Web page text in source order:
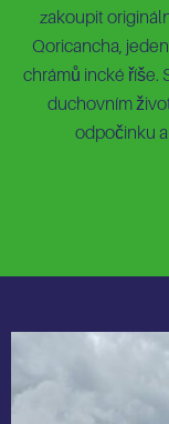
zakoupit
Qoricancha,
chrámů incké říše.
duchovním
odpočinku